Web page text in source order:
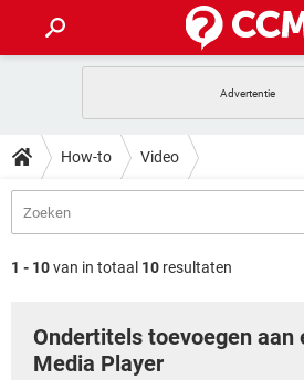
INSTAGRAM
GRATIS
TIKTOK
HOW-TO
VIDEOBELLEN
INSTAGRAM
TIKTOK
DOWNLOADS
VIDEOBELLEN
INSTAGRAM
INSTAGRAM
NETFLIX
VIDEOBELLEN
How-to Video
1 - 10van in totaal 10 resultaten
Ondertitels toevoegen aan
Media Player